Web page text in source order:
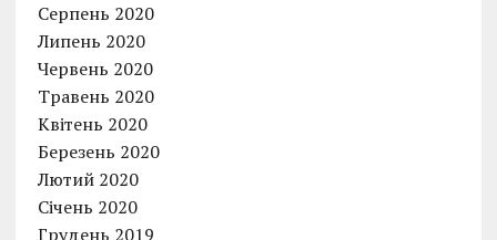
Серпень 2020
Липень 2020
Червень 2020
Травень 2020
Квітень 2020
Березень 2020
Лютий 2020
Січень 2020
Грудень 2019